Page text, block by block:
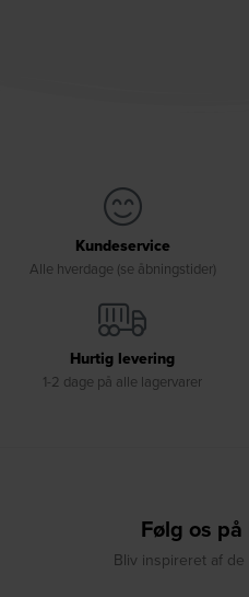
Kundeservice
Alle hverdage (se åbningstider)
Hurtig levering
1-2 dage på alle lagervarer
Følg os
Bliv inspireret af